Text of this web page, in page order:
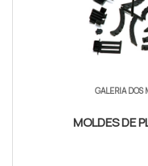
GALERIA DOS
MOLDES DE